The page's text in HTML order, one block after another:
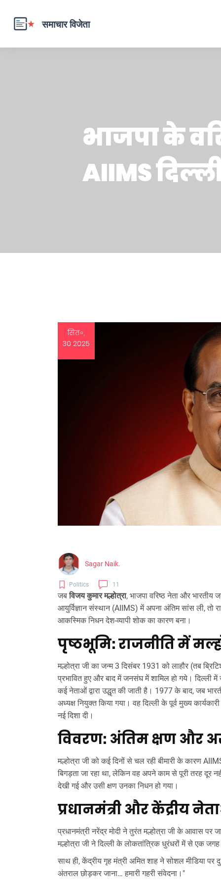
भाजपा के
AIIMS
सित॰,
30 2025
Sagar Naik.
Politics 11
जबविजय कुमार मल्होत्रा, भाजपा वरिष्ठ नेता और भारतीय
आयुर्विज्ञान संस्थान(AIIMS) में अपना अंतिम सांस ली, तो
आकस्मिक निधन देश‑व्यापी शोक का कारण बना।
पृष्ठभूमि: राजनीति में
मल्होत्रा जी का जन्म 3 दिसंबर 1931 को लाहौर (तब
प्रभावित हुए और बाद में जनसंघ में शामिल हो गये। दिल्ली
कई नेताओं द्वारा उद्धृत की जाती है। 1977 के बाद, जब
अध्यक्ष नियुक्त किया गया। वह दिल्ली के पूर्व मुख्य
नई दिशा दी।
विवरण: अंतिम क्षण और
मल्होत्रा जी को कई दिनों से चल रही बीमारी के कारण
बिगड़ता जा रहा था, लेकिन वह अपने काम से पूरी तरह
देखी गई और उसी क्षण उनका निधन हो गया।
प्रधानमंत्री और केंद्रीय
प्रधानमंत्री नरेंद्र मोदी ने तुरंत मल्होत्रा जी के आवास पर
मल्होत्रा जी ने दिल्ली के लोकतांत्रिक धुरंधरों में से एक
साथ ही, केंद्रीय गृह मंत्री अमित शाह ने सोशल मीडिया पर
अंतराल छोड़कर जाना… हमारी गहरी संवेदना।"